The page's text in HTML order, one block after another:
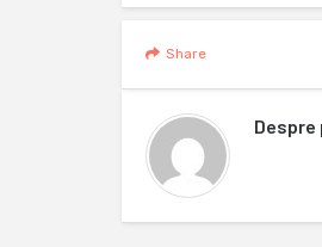
Share
Despre